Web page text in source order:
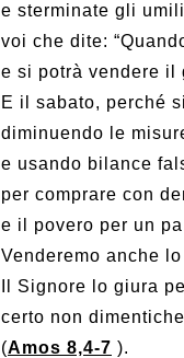
e sterminate gli
voi che dite:
e si potrà vendere il
E il sabato, perché
diminuendo le
e usando bilance
per comprare con
e il povero per un
Venderemo anche
Il Signore lo giura
certo non
(Amos 8,4-7 ).